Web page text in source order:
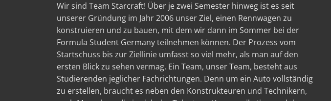
Wir sind Team Starcraft! Über je zwei Semester hinweg ist es seit
unserer Gründung im Jahr 2006 unser Ziel, einen Rennwagen zu
konstruieren und zu bauen, mit dem wir dann im Sommer bei der
Formula Student Germany teilnehmen können. Der Prozess vom
Startschuss bis zur Ziellinie umfasst so viel mehr, als man auf den
ersten Blick zu sehen vermag. Ein Team, unser Team, besteht aus
Studierenden jeglicher Fachrichtungen. Denn um ein Auto vollständig
zu erstellen, braucht es neben den Konstrukteuren und Technikern,